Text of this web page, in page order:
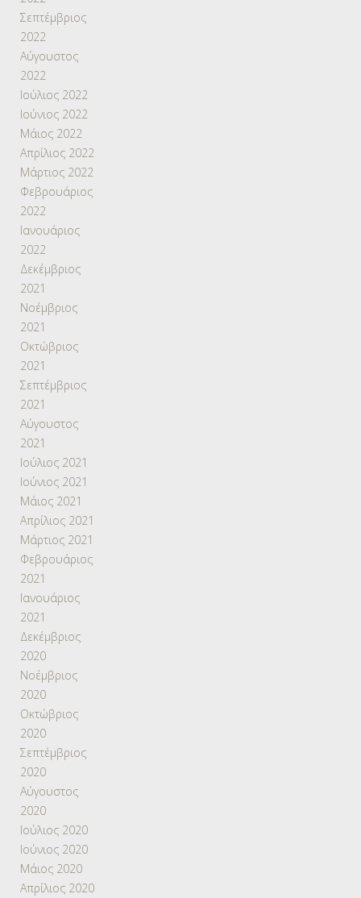
Σεπτέμβριος
2022
Αύγουστος
2022
Ιούλιος 2022
Ιούνιος 2022
Μάιος 2022
Απρίλιος 2022
Μάρτιος 2022
Φεβρουάριος
2022
Ιανουάριος
2022
Δεκέμβριος
2021
Νοέμβριος
2021
Οκτώβριος
2021
Σεπτέμβριος
2021
Αύγουστος
2021
Ιούλιος 2021
Ιούνιος 2021
Μάιος 2021
Απρίλιος 2021
Μάρτιος 2021
Φεβρουάριος
2021
Ιανουάριος
2021
Δεκέμβριος
2020
Νοέμβριος
2020
Οκτώβριος
2020
Σεπτέμβριος
2020
Αύγουστος
2020
Ιούλιος 2020
Ιούνιος 2020
Μάιος 2020
Απρίλιος 2020